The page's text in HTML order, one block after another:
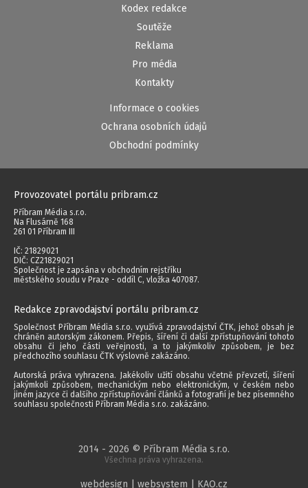
Kodex redakce
Soutěže
Reklama
Pro média
Kontakty
Informace o cookies
Ochrana osobních údajů
Obchodní podmínky
Provozovatel portálu pribram.cz
Příbram Média s.r.o.
Na Flusárně 168
261 01 Příbram III
IČ: 21829021
DIČ: CZ21829021
Společnost je zapsána v obchodním rejstříku
městského soudu v Praze - oddíl C, vložka 407087.
Redakce zpravodajství portálu pribram.cz
Společnost Příbram Média s.r.o. využívá zpravodajství ČTK, jehož obsah je
chráněn autorským zákonem. Přepis, šíření či další zpřístupňování tohoto
obsahu či jeho části veřejnosti, a to jakýmkoliv způsobem, je bez
předchozího souhlasu ČTK výslovně zakázáno.
Autorská práva vyhrazena. Jakékoliv užití obsahu včetně převzetí, šíření
jakýmkoli způsobem, mechanickým nebo elektronickým, v českém nebo
jiném jazyce či dalšího zpřístupňování článků a fotografií je bez písemného
souhlasu společnosti Příbram Média s.r.o. zakázáno.
2014 - 2026 © Příbram Média s.r.o.
Všechna práva vyhrazena.
webdesign | websystem | KAO.cz